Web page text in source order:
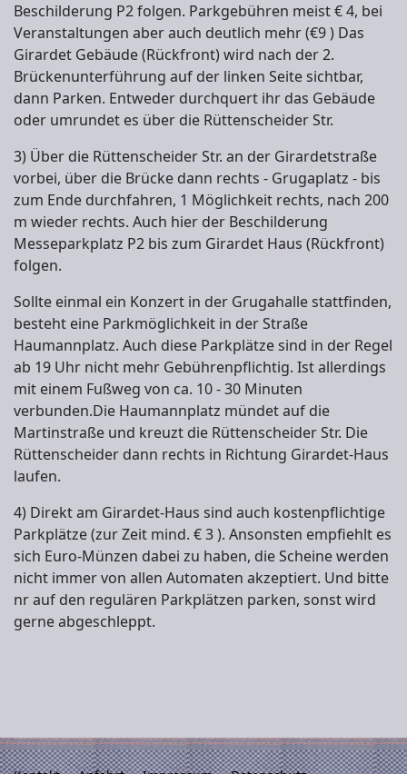
Beschilderung P2 folgen. Parkgebühren meist € 4, bei
Veranstaltungen aber auch deutlich mehr (€9 ) Das
Girardet Gebäude (Rückfront) wird nach der 2.
Brückenunterführung auf der linken Seite sichtbar,
dann Parken. Entweder durchquert ihr das Gebäude
oder umrundet es über die Rüttenscheider Str.
3) Über die Rüttenscheider Str. an der Girardetstraße
vorbei, über die Brücke dann rechts - Grugaplatz - bis
zum Ende durchfahren, 1 Möglichkeit rechts, nach 200
m wieder rechts. Auch hier der Beschilderung
Messeparkplatz P2 bis zum Girardet Haus (Rückfront)
folgen.
Sollte einmal ein Konzert in der Grugahalle stattfinden,
besteht eine Parkmöglichkeit in der Straße
Haumannplatz. Auch diese Parkplätze sind in der Regel
ab 19 Uhr nicht mehr Gebührenpflichtig. Ist allerdings
mit einem Fußweg von ca. 10 - 30 Minuten
verbunden.Die Haumannplatz mündet auf die
Martinstraße und kreuzt die Rüttenscheider Str. Die
Rüttenscheider dann rechts in Richtung Girardet-Haus
laufen.
4) Direkt am Girardet-Haus sind auch kostenpflichtige
Parkplätze (zur Zeit mind. € 3 ). Ansonsten empfiehlt es
sich Euro-Münzen dabei zu haben, die Scheine werden
nicht immer von allen Automaten akzeptiert. Und bitte
nr auf den regulären Parkplätzen parken, sonst wird
gerne abgeschleppt.